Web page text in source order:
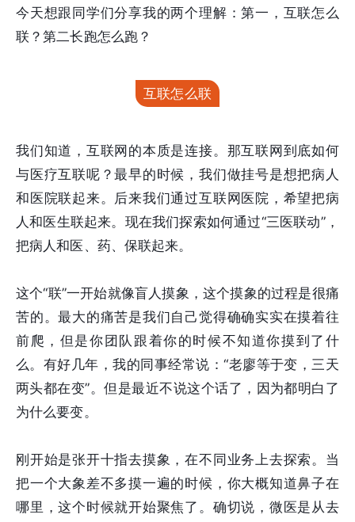
今天想跟同学们分享我的两个理解：第一，互联怎么
联？第二长跑怎么跑？
互联怎么联
我们知道，互联网的本质是连接。那互联网到底如何
与医疗互联呢？最早的时候，我们做挂号是想把病人
和医院联起来。后来我们通过互联网医院，希望把病
人和医生联起来。现在我们探索如何通过“三医联动”，
把病人和医、药、保联起来。
这个“联”一开始就像盲人摸象，这个摸象的过程是很痛
苦的。最大的痛苦是我们自己觉得确确实实在摸着往
前爬，但是你团队跟着你的时候不知道你摸到了什
么。有好几年，我的同事经常说：“老廖等于变，三天
两头都在变”。但是最近不说这个话了，因为都明白了
为什么要变。
刚开始是张开十指去摸象，在不同业务上去探索。当
把一个大象差不多摸一遍的时候，你大概知道鼻子在
哪里，这个时候就开始聚焦了。确切说，微医是从去